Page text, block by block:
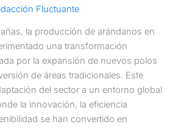
Fluctuante
la producción de arándanos en
una transformación
por la expansión de nuevos polos
de áreas tradicionales. Este
del sector a un entorno global
la innovación, la eficiencia
se han convertido en